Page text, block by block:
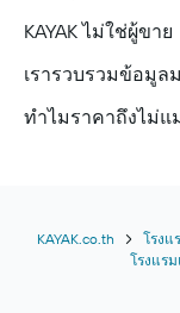
KAYAK ไม่ใช่ผู้ขาย
เรารวบรวมข้อมู
ทำไมราคาถึงไม่แ
KAYAK.co.th โรงแ
โรงแร